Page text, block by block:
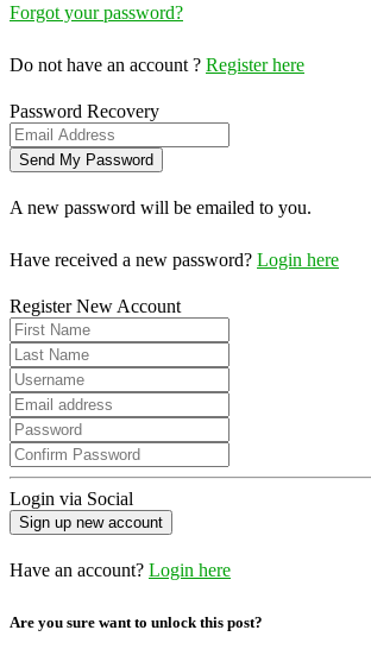
Forgot your password?
Do not have an account ? Register here
Password Recovery
A new password will be emailed to you.
Have received a new password? Login here
Register New Account
Login via Social
Have an account? Login here
Are you sure want to unlock this post?